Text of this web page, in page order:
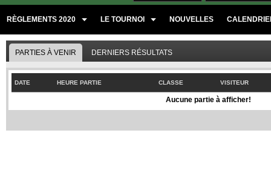
RÈGLEMENTS 2020 LE TOURNOI NOUVELLES
PARTIES À VENIR DERNIERS RÉSULTATS
DATE HEURE PARTIE CLASSE VISITEUR
Aucune partie à afficher!